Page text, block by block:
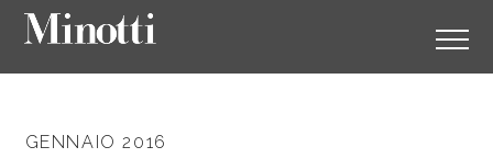
GENNAIO 2016